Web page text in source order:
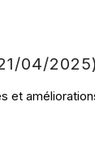
04/2025)
et